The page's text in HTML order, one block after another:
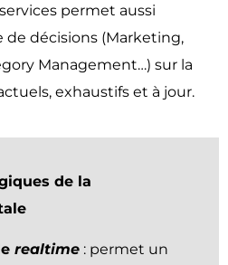
permet aussi
de décisions (Marketing,
Management…) sur la
exhaustifs et à jour.
de la
realtime : permet un